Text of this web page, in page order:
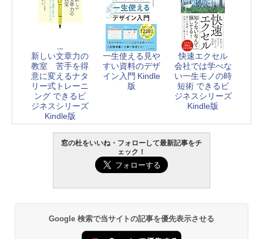
新しい文章力の
教室 苦手を得
意に変えるナタ
リー式トレーニ
ング できるビ
ジネスシリーズ
Kindle版
一生使える見や
すい資料のデザ
イン入門 Kindle
版
快速エクセル
会社では学べな
い一生モノの時
短術 できるビ
ジネスシリーズ
Kindle版
窓の杜をいいね・フォローして最新記事をチ
ェック！
Google 検索で当サイトの記事を優先表示させる